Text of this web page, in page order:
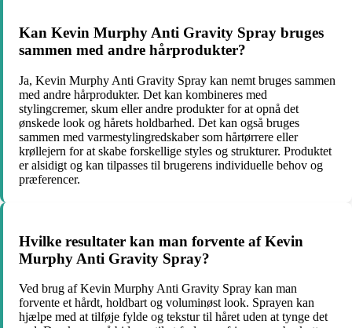
Kan Kevin Murphy Anti Gravity Spray bruges
sammen med andre hårprodukter?
Ja, Kevin Murphy Anti Gravity Spray kan nemt bruges sammen
med andre hårprodukter. Det kan kombineres med
stylingcremer, skum eller andre produkter for at opnå det
ønskede look og hårets holdbarhed. Det kan også bruges
sammen med varmestylingredskaber som hårtørrere eller
krøllejern for at skabe forskellige styles og strukturer. Produktet
er alsidigt og kan tilpasses til brugerens individuelle behov og
præferencer.
Hvilke resultater kan man forvente af Kevin
Murphy Anti Gravity Spray?
Ved brug af Kevin Murphy Anti Gravity Spray kan man
forvente et hårdt, holdbart og voluminøst look. Sprayen kan
hjælpe med at tilføje fylde og tekstur til håret uden at tynge det